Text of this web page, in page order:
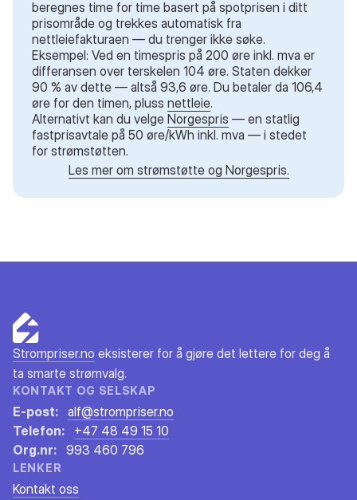
beregnes time for time basert på spotprisen i ditt
prisområde og trekkes automatisk fra
nettleiefakturaen — du trenger ikke søke.
Eksempel: Ved en timespris på 200 øre inkl. mva er
differansen over terskelen 104 øre. Staten dekker
90 % av dette — altså 93,6 øre. Du betaler da 106,4
øre for den timen, pluss nettleie.
Alternativt kan du velge Norgespris — en statlig
fastprisavtale på 50 øre/kWh inkl. mva — i stedet
for strømstøtten.
Les mer om strømstøtte og Norgespris.
Strompriser.no eksisterer for å gjøre det lettere for deg å
ta smarte strømvalg.
KONTAKT OG SELSKAP
E-post: alf@strompriser.no
Telefon:
+47 48 49 15 10
Org.nr: 993 460 796
LENKER
Kontakt oss